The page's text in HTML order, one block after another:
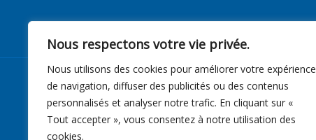
Nous respectons votre vie privée.
Nous utilisons des cookies pour améliorer votre expérience
de navigation, diffuser des publicités ou des contenus
personnalisés et analyser notre trafic. En cliquant sur «
Tout accepter », vous consentez à notre utilisation des
cookies.
Copyright © 2026 Adezac